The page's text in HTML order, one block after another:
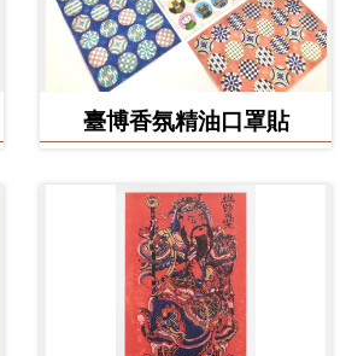
臺博香氛精油口罩貼